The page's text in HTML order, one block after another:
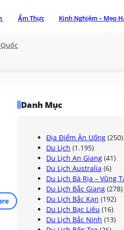
Ẩm Thực Kinh Nghiệm – Mẹo
Danh Mục
Địa Điểm Ăn Uống (250)
Du Lịch (1.195)
Du Lịch An Giang (41)
Du Lịch Australia (6)
Du Lịch Bà Rịa – Vũng
Du Lịch Bắc Giang (278)
Du Lịch Bắc Kạn (192)
Du Lịch Bạc Liêu (16)
Du Lịch Bắc Ninh (13)